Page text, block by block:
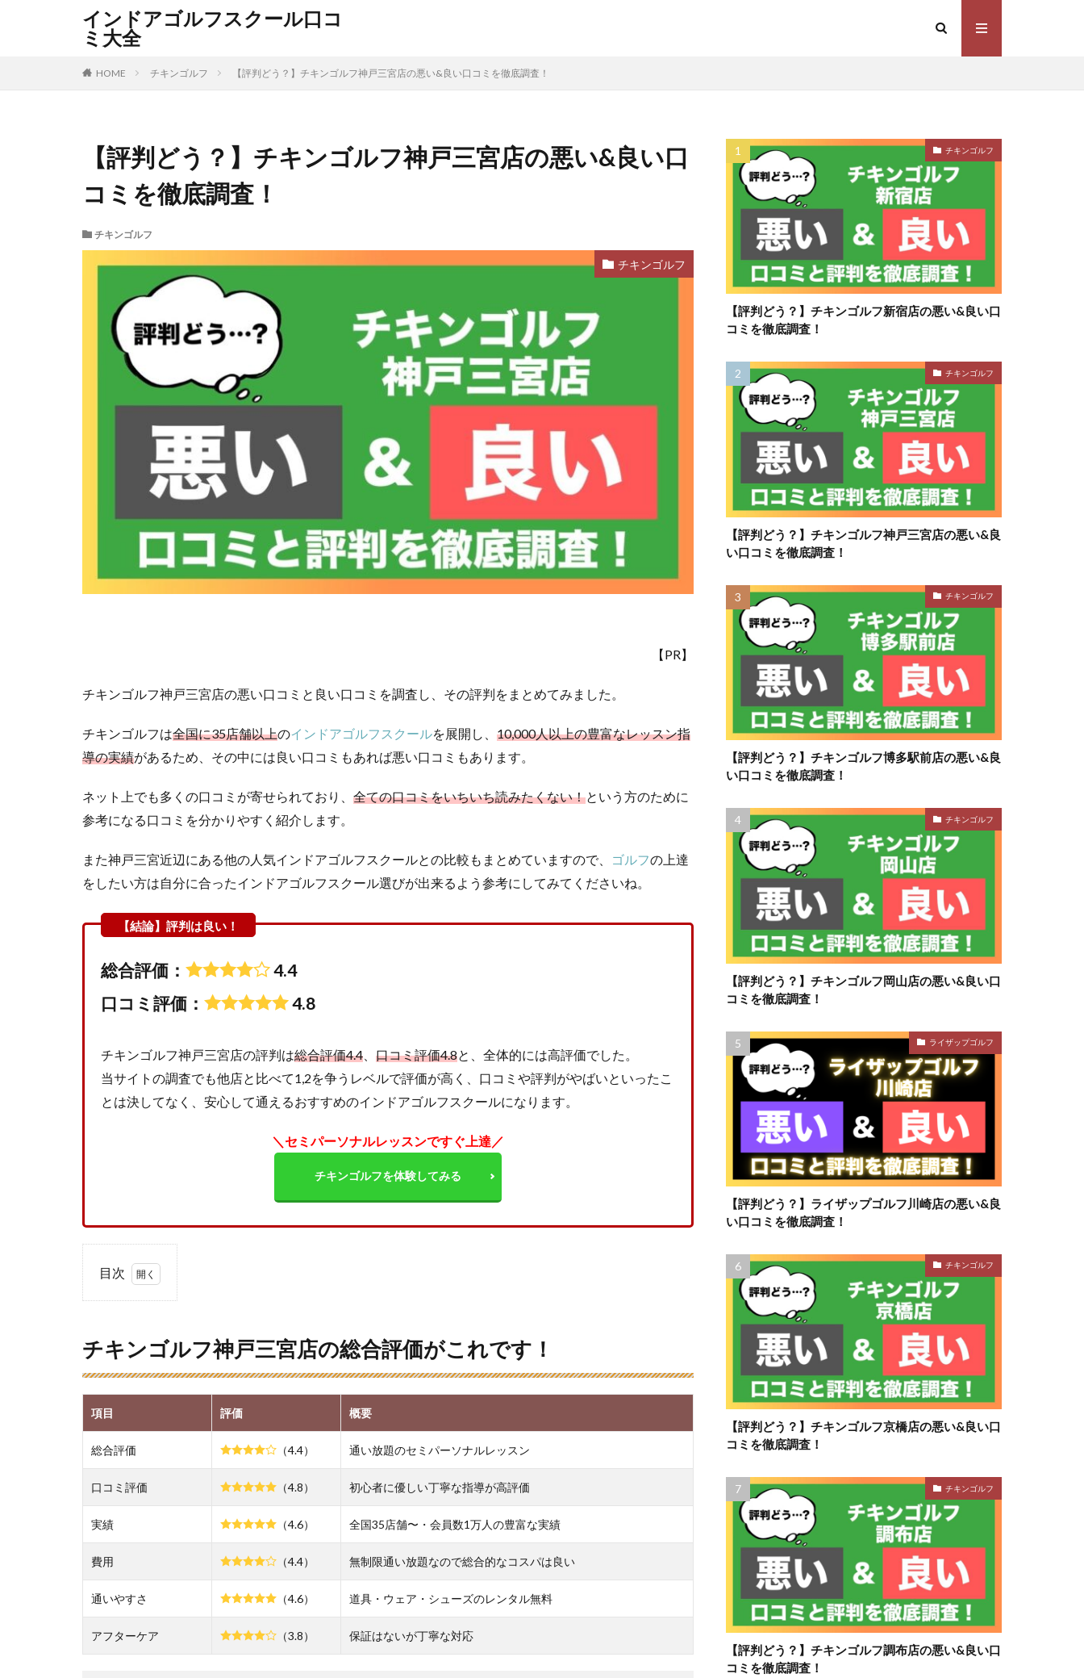
インドアゴルフスクール口コ
ミ大全
HOME チキンゴルフ 【評判どう？】チキンゴルフ神戸三宮店の悪い&良い口コミを徹底調査！
【評判どう？】チキンゴルフ神戸三宮店の悪い&良い口
コミを徹底調査！
チキンゴルフ
チキンゴルフ
【PR】
チキンゴルフ神戸三宮店の悪い口コミと良い口コミを調査し、その評判をまとめてみました。
チキンゴルフは全国に35店舗以上のインドアゴルフスクールを展開し、 10,000人以上の豊富なレッスン指
導の実績があるため、その中には良い口コミもあれば悪い口コミもあります。
ネット上でも多くの口コミが寄せられており、 全ての口コミをいちいち読みたくない！という方のために
参考になる口コミを分かりやすく紹介します。
また神戸三宮近辺にある他の人気インドアゴルフスクールとの比較もまとめていますので、 ゴルフの上達
をしたい方は自分に合ったインドアゴルフスクール選びが出来るよう参考にしてみてくださいね。
総合評価：
4.4
口コミ評価：
4.8
チキンゴルフ神戸三宮店の評判は総合評価4.4 口コミ評価4.8と、全体的には高評価でした。
当サイトの調査でも他店と比べて1,2を争うレベルで評価が高く、口コミや評判がやばいといったこ
とは決してなく、安心して通えるおすすめのインドアゴルフスクールになります。
＼セミパーソナルレッスンですぐ上達／
チキンゴルフを体験してみる
目次
ルフ
三宮
店の
総合
評価
がこ
れで
す！
チ
ン
ゴ
ル
フ
神
チキンゴルフ神戸三宮店の総合評価がこれです！
項目 評価 概要
総合評価 （4.4） 通い放題のセミパーソナルレッスン
口コミ評価 （4.8） 初心者に優しい丁寧な指導が高評価
実績 （4.6） 全国35店舗〜・会員数1万人の豊富な実績
費用 （4.4） 無制限通い放題なので総合的なコスパは良い
通いやすさ （4.6） 道具・ウェア・シューズのレンタル無料
アフターケア （3.8） 保証はないが丁寧な対応
チキンゴルフ
【評判どう？】チキンゴルフ新宿店の悪い&良い口
コミを徹底調査！
チキンゴルフ
【評判どう？】チキンゴルフ神戸三宮店の悪い&良
い口コミを徹底調査！
チキンゴルフ
【評判どう？】チキンゴルフ博多駅前店の悪い&良
い口コミを徹底調査！
チキンゴルフ
【評判どう？】チキンゴルフ岡山店の悪い&良い口
コミを徹底調査！
ライザップゴルフ
【評判どう？】ライザップゴルフ川崎店の悪い&良
い口コミを徹底調査！
チキンゴルフ
【評判どう？】チキンゴルフ京橋店の悪い&良い口
コミを徹底調査！
チキンゴルフ
【評判どう？】チキンゴルフ調布店の悪い&良い口
コミを徹底調査！